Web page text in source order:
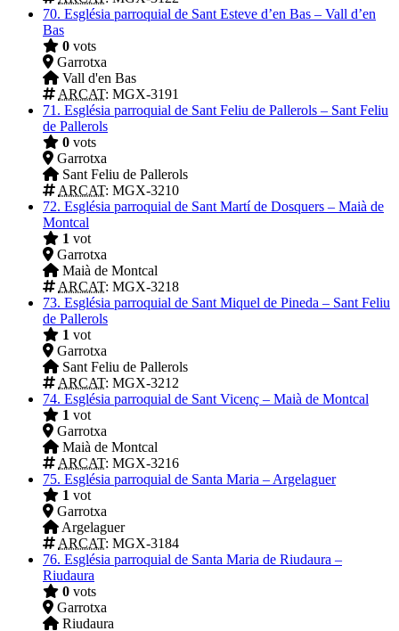
70. Església parroquial de Sant Esteve d’en Bas – Vall d’en
Bas
0 vots
Garrotxa
Vall d'en Bas
ARCAT: MGX-3191
71. Església parroquial de Sant Feliu de Pallerols – Sant Feliu
de Pallerols
0 vots
Garrotxa
Sant Feliu de Pallerols
ARCAT: MGX-3210
72. Església parroquial de Sant Martí de Dosquers – Maià de
Montcal
1 vot
Garrotxa
Maià de Montcal
ARCAT: MGX-3218
73. Església parroquial de Sant Miquel de Pineda – Sant Feliu
de Pallerols
1 vot
Garrotxa
Sant Feliu de Pallerols
ARCAT: MGX-3212
74. Església parroquial de Sant Vicenç – Maià de Montcal
1 vot
Garrotxa
Maià de Montcal
ARCAT: MGX-3216
75. Església parroquial de Santa Maria – Argelaguer
1 vot
Garrotxa
Argelaguer
ARCAT: MGX-3184
76. Església parroquial de Santa Maria de Riudaura –
Riudaura
0 vots
Garrotxa
Riudaura